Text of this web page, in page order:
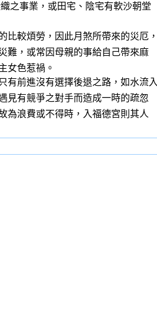
事業，或田宅、陰宅有軟沙朝堂
比較煩勞，因此月煞所帶來的災厄，
，或常因母親的事給自己帶來麻
色惹禍。
有前進沒有選擇後退之路，如水流入
有競爭之對手而造成一時的疏忽
浪費或不得時，入福德宮則其人